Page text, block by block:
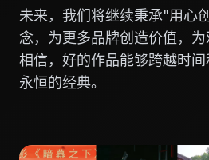
未来，我们将继续秉承"用心
念，为更多品牌创造价值，
相信，好的作品能够跨越时
永恒的经典。